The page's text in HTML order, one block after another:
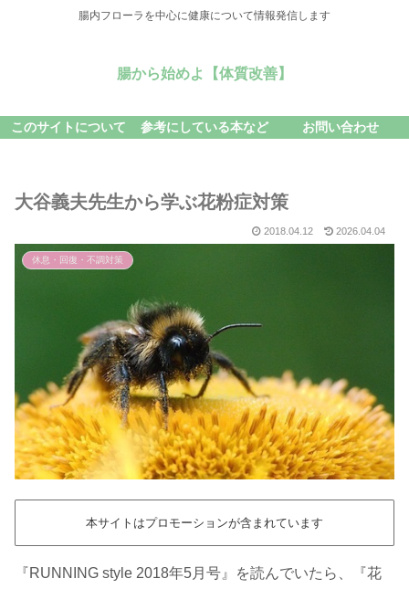
腸内フローラを中心に健康について情報発信します
腸から始めよ【体質改善】
このサイトについて 参考にしている本など お問い合わせ
大谷義夫先生から学ぶ花粉症対策
2018.04.12 2026.04.04
休息・回復・不調対策
本サイトはプロモーションが含まれています
『RUNNING style 2018年5月号』を読んでいたら、『花